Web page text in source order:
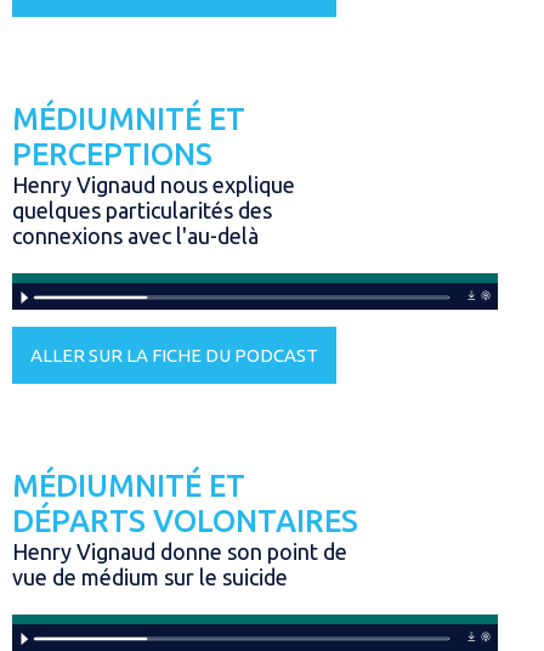
MÉDIUMNITÉ ET
PERCEPTIONS
Henry Vignaud nous explique
quelques particularités des
connexions avec l'au-delà
ALLER SUR LA FICHE DU PODCAST
MÉDIUMNITÉ ET
DÉPARTS VOLONTAIRES
Henry Vignaud donne son point de
vue de médium sur le suicide